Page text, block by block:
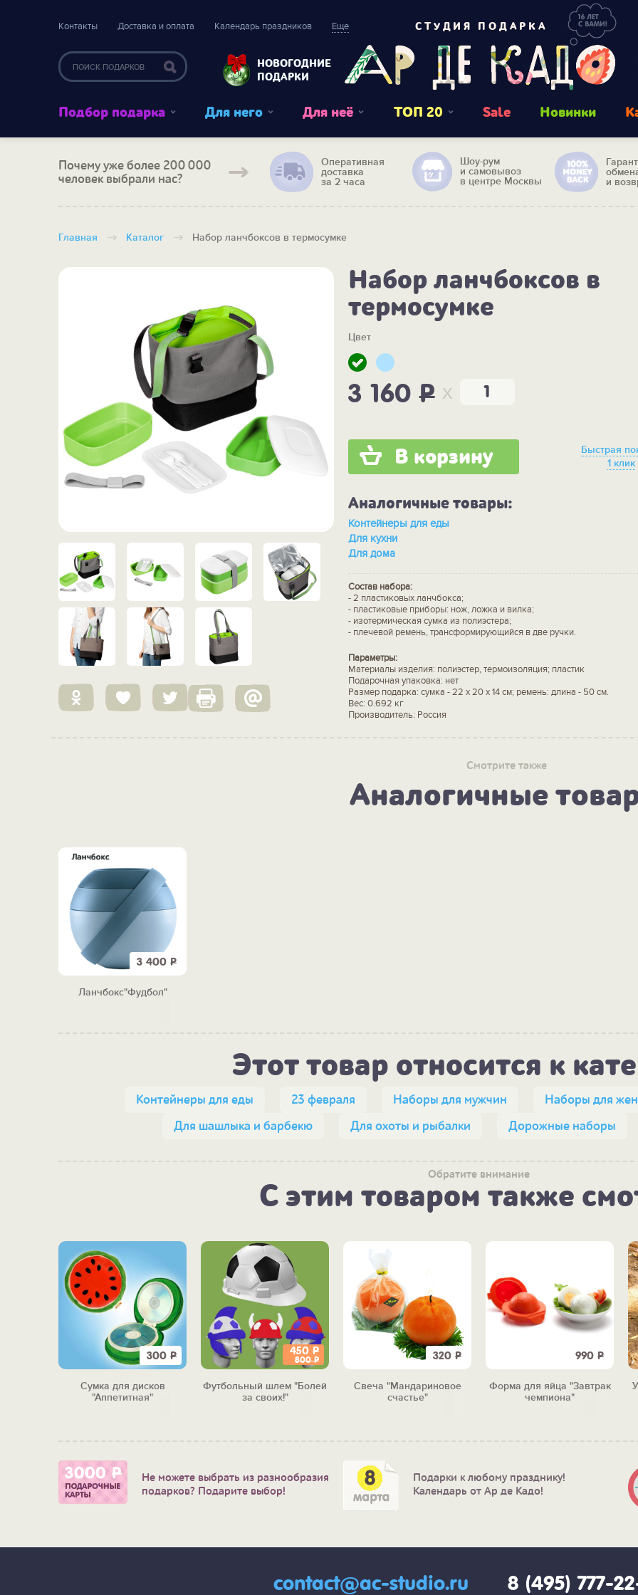
Контакты Доставка и оплата Календарь праздников Еще
НОВОГОДНИЕ
ПОДАРКИ
СТУДИЯ ПОДАРКА
Подбор подарка Для него Для неё ТОП 20 Sale Новинки
Почему уже более 200 000
человек выбрали нас?
Оперативная
доставка
за 2 часа
Шоу-рум
и самовывоз
в центре Москвы
и
Главная Каталог Набор ланчбоксов в термосумке
Набор ланчбоксов в
термосумке
Цвет
3 160P x
В корзину
Быстрая
1 клик
Аналогичные товары:
Контейнеры для еды
Для кухни
Для дома
Состав набора:
- 2 пластиковых ланчбокса;
- пластиковые приборы: нож, ложка и вилка;
- изотермическая сумка из полиэстера;
- плечевой ремень, трансформирующийся в две ручки.
Параметры:
Материалы изделия: полиэстер, термоизоляция; пластик
Подарочная упаковка: нет
Размер подарка: сумка - 22 х 20 х 14 см; ремень: длина - 50 см.
Вес: 0.692 кг
Производитель: Россия
Смотрите также
Аналогичные
3 400 Р
Ланчбокс"Фудбол"
Этот товар относится к
Контейнеры для еды 23 февраля Наборы для мужчин
Наборы для
Для шашлыка и барбекю
Для охоты и рыбалки Дорожные наборы
Обратите внимание
С этим товаром также
300 Р
Сумка для дисков
"Аппетитная"
450 Р
800Р
Футбольный шлем "Болей
за своих!"
320 Р
Свеча "Мандариновое
счастье"
990 Р
Форма для яйца "Завтрак
чемпиона"
Не можете выбрать из разнообразия
подарков? Подарите выбор!
Подарки к любому празднику!
Календарь от Ар де Кадо!
contact@ac-studio.ru 8 (495) 777-